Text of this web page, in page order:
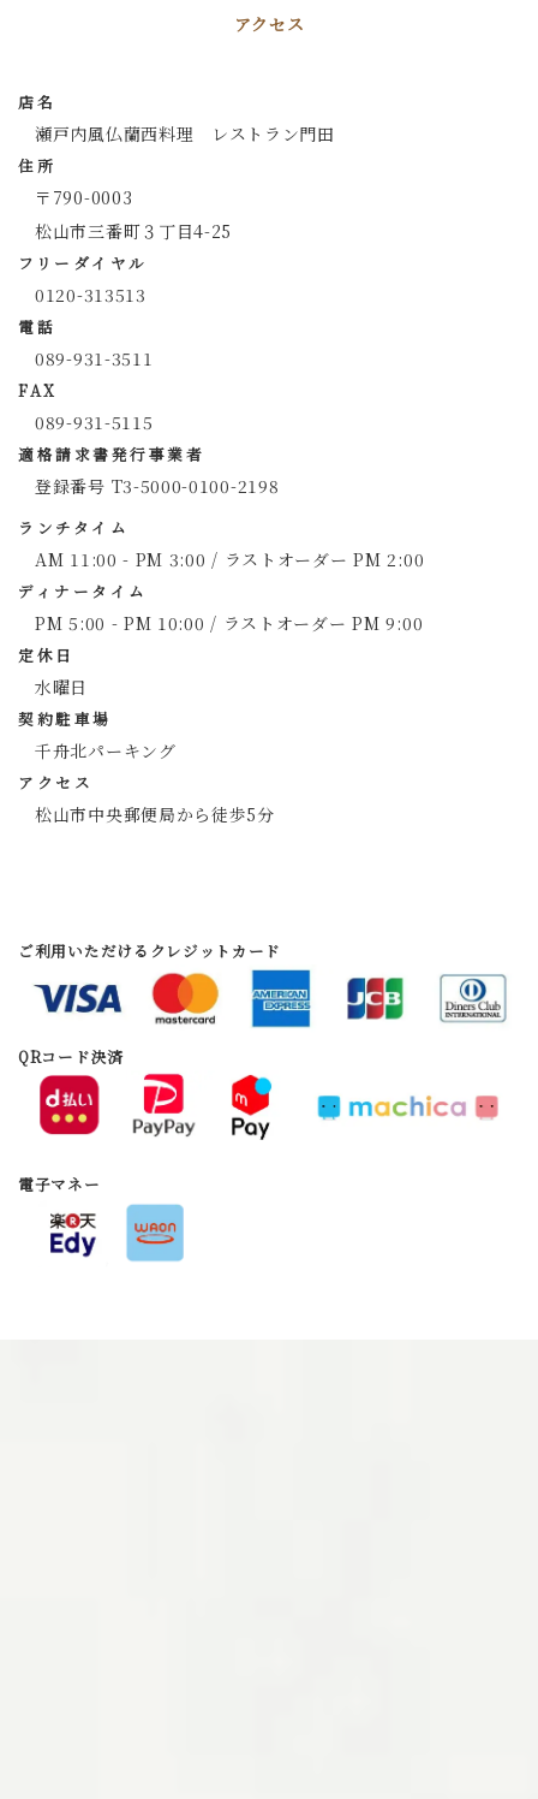
アクセス
店名
瀬戸内風仏蘭西料理 レストラン門田
住所
〒790-0003
松山市三番町３丁目4-25
フリーダイヤル
0120-313513
電話
089-931-3511
FAX
089-931-5115
適格請求書発行事業者
登録番号 T3-5000-0100-2198
ランチタイム
AM 11:00 - PM 3:00 / ラストオーダー PM 2:00
ディナータイム
PM 5:00 - PM 10:00 / ラストオーダー PM 9:00
定休日
水曜日
契約駐車場
千舟北パーキング
アクセス
松山市中央郵便局から徒歩5分
ご利用いただけるクレジットカード
QRコード決済
電子マネー